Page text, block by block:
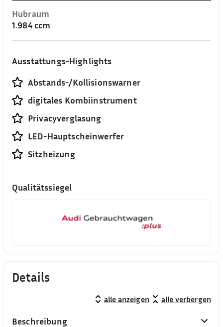
Hubraum
1.984 ccm
Ausstattungs-Highlights
Abstands-/Kollisionswarner
digitales Kombiinstrument
Privacyverglasung
LED-Hauptscheinwerfer
Sitzheizung
Qualitätssiegel
Details
alle anzeigen alle verbergen
Beschreibung